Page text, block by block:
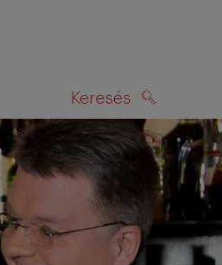
Keresés